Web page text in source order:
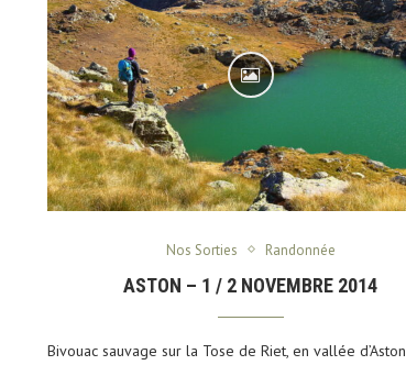
Nos Sorties Randonnée
ASTON – 1 / 2 NOVEMBRE 2014
Bivouac sauvage sur la Tose de Riet, en vallée d’Aston